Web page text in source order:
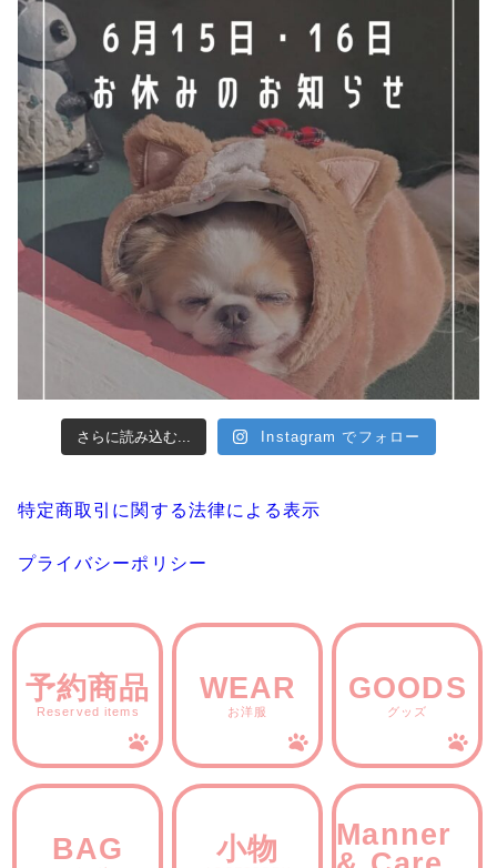
さらに読み込む... Instagram でフォロー
特定商取引に関する法律による表示
プライバシーポリシー
予約商品
Reserved items
WEAR
お洋服
GOODS
グッズ
BAG 小物
Manner